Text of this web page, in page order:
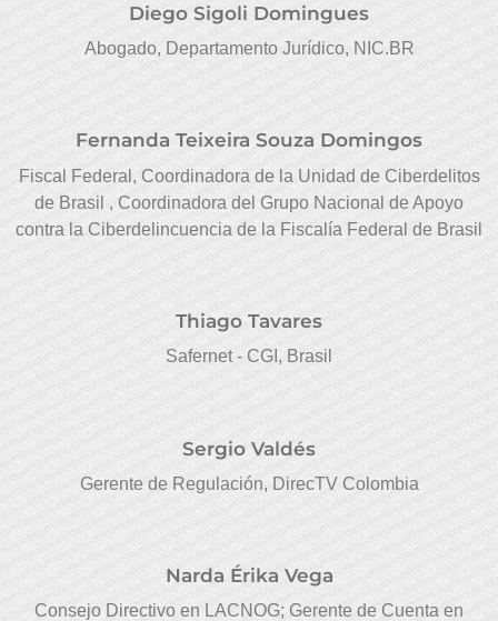
Diego Sigoli Domingues
Abogado, Departamento Jurídico, NIC.BR
Fernanda Teixeira Souza Domingos
Fiscal Federal, Coordinadora de la Unidad de Ciberdelitos
de Brasil , Coordinadora del Grupo Nacional de Apoyo
contra la Ciberdelincuencia de la Fiscalía Federal de Brasil
Thiago Tavares
Safernet - CGI, Brasil
Sergio Valdés
Gerente de Regulación, DirecTV Colombia
Narda Érika Vega
Consejo Directivo en LACNOG; Gerente de Cuenta en